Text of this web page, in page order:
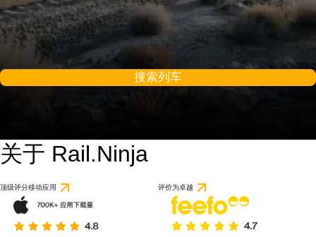
搜索列车
关于 Rail.Ninja
顶级评分移动应用 评价为卓越